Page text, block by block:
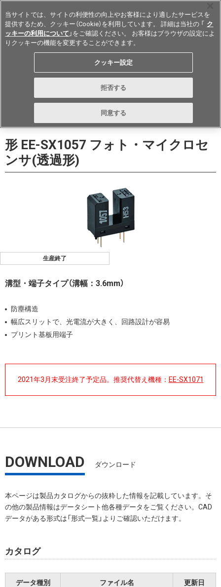
Japan
お問い合わせ
形 EE-SX1057 フォト・マイクロセ
ンサ(透過形)
生産終了
溝型・端子タイプ（溝幅：3.6mm）
防塵構造
幅広スリットで、光電流が大きく、回路設計が容易
プリント基板用端子
2021年3月末受注終了予定品。推奨代替え機種： EE-SX1071
DOWNLOAD ダウンロード
本ページは製品カタログからの抜粋した情報を記載しています。そ
の他の製品情報はデータシート他各種データをご覧ください。CAD
データがある形式は「形式一覧」よりご確認いただけます。
カタログ
データ種別 ファイル名 更新日
当サイトでは、サイトの利便性の向上やお客様により適したサービスを
提供するため、クッキー（Cookie）を利用しています。 詳細は当社の 「 ク
ッキーの利用について 」をご確認ください。 お客様はブラウザの設定によ
りクッキーの機能を変更することができます。
クッキー設定
拒否する
同意する